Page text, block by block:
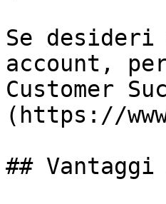
Se
account,
Customer
(https://
##